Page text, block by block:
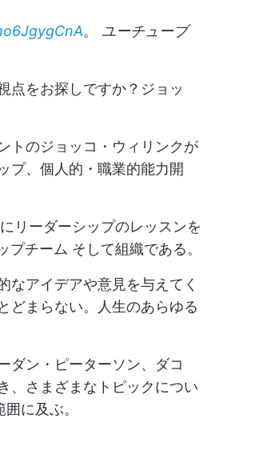
。 ユーチューブ
点をお探しですか？ジョッ
トのジョッコ・ウィリンクが
プ、個人的・職業的能力開
リーダーシップのレッスンを
プチーム そして組織である。
なアイデアや意見を与えてく
どまらない。人生のあらゆる
ダン・ピーターソン、ダコ
、さまざまなトピックについ
に及ぶ。